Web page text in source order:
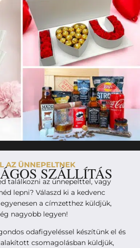
AZ ÜNNEPELTNEKSZÁLLÍTÁS
találkozni az ünnepelttel, vagy
lepni? Válaszd ki a kedvenc
a címzetthez küldjük,
nagyobb legyen!
odafigyeléssel készítünk el és
csomagolásban küldjük,